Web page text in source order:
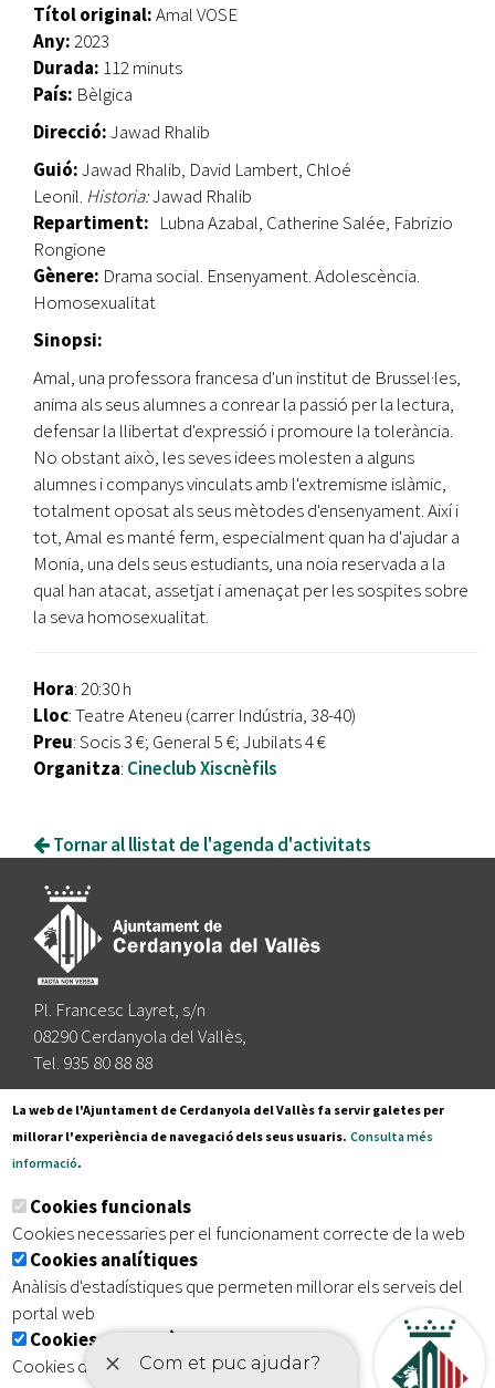
Títol original:Amal VOSE
Any:2023
Durada: 112 minuts
País: Bèlgica
Direcció:Jawad Rhalib
Guió:Jawad Rhalib, David Lambert, Chloé
Leonil. Historia:Jawad Rhalib
Repartiment: Lubna Azabal, Catherine Salée, Fabrizio
Rongione
Gènere: Drama social. Ensenyament. Adolescència.
Homosexualitat
Sinopsi:
Amal, una professora francesa d'un institut de Brussel·les,
anima als seus alumnes a conrear la passió per la lectura,
defensar la llibertat d'expressió i promoure la tolerància.
No obstant això, les seves idees molesten a alguns
alumnes i companys vinculats amb l'extremisme islàmic,
totalment oposat als seus mètodes d'ensenyament. Així i
tot, Amal es manté ferm, especialment quan ha d'ajudar a
Monia, una dels seus estudiants, una noia reservada a la
qual han atacat, assetjat i amenaçat per les sospites sobre
la seva homosexualitat.
Hora: 20:30 h
Lloc: Teatre Ateneu (carrer Indústria, 38-40)
Preu: Socis 3 €; General 5 €; Jubilats 4 €
Organitza: Cineclub Xiscnèfils
Tornar al llistat de l'agenda d'activitats
Pl. Francesc Layret, s/n
08290 Cerdanyola del Vallès,
Tel. 935 80 88 88
Segueix-nos a:
Subscriu-te al nostre butlletí
Inici | Avís legal | Protecció de dades
| Accessibilitat
La web de l'Ajuntament de Cerdanyola del Vallès fa servir galetes per
millorar l'experiència de navegació dels seus usuaris. Consulta més
informació.
Cookies funcionals
Cookies necessaries per el funcionament correcte de la web
Cookies analítiques
Anàlisis d'estadístiques que permeten millorar els serveis del
portal web
Cookies publicitàries
Cookies de tercers amb finalitat publicitària